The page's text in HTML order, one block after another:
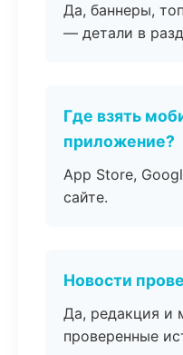
Да, баннеры,
— детали в
Где взять
приложение?
App Store,
сайте.
Новости
Да, редакция и
проверенные